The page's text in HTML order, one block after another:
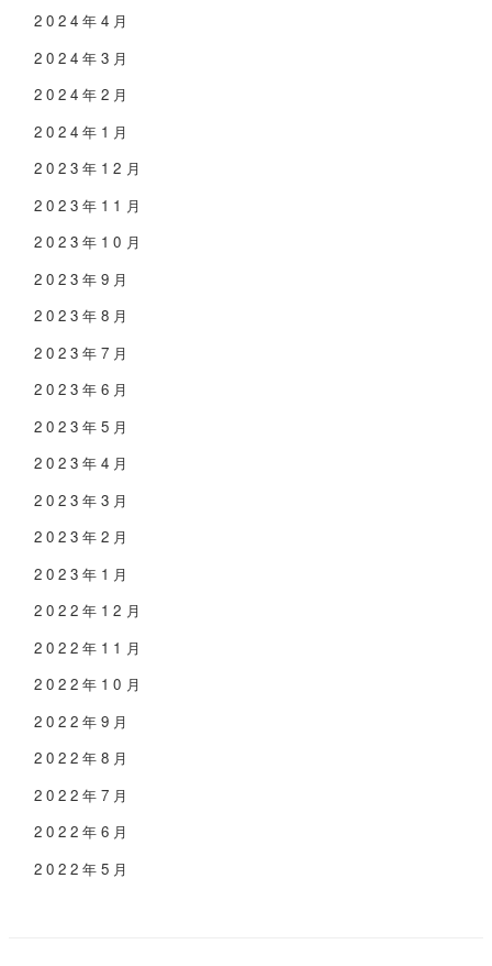
2024年4月
2024年3月
2024年2月
2024年1月
2023年12月
2023年11月
2023年10月
2023年9月
2023年8月
2023年7月
2023年6月
2023年5月
2023年4月
2023年3月
2023年2月
2023年1月
2022年12月
2022年11月
2022年10月
2022年9月
2022年8月
2022年7月
2022年6月
2022年5月